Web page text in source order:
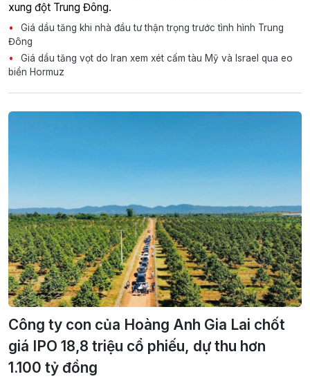
xung đột Trung Đông.
Giá dầu tăng khi nhà đầu tư thận trọng trước tình hình Trung
Đông
Giá dầu tăng vọt do Iran xem xét cấm tàu Mỹ và Israel qua eo
biển Hormuz
Công ty con của Hoàng Anh Gia Lai chốt
giá IPO 18,8 triệu cổ phiếu, dự thu hơn
1.100 tỷ đồng